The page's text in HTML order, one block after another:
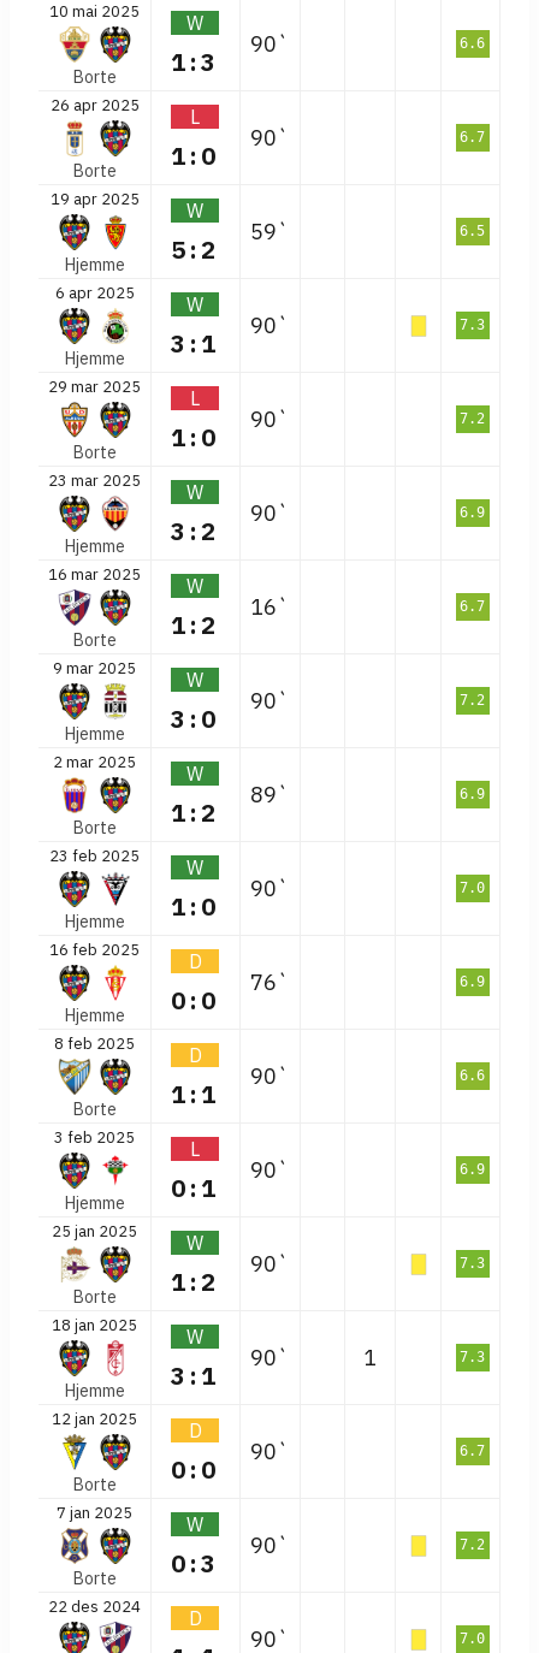
10 mai 2025
Borte
W
1:3
90` 6.6
26 apr 2025
Borte
L
1:0
90` 6.7
19 apr 2025
Hjemme
W
5:2
59` 6.5
6 apr 2025
Hjemme
W
3:1
90` 7.3
29 mar 2025
Borte
L
1:0
90` 7.2
23 mar 2025
Hjemme
W
3:2
90` 6.9
16 mar 2025
Borte
W
1:2
16` 6.7
9 mar 2025
Hjemme
W
3:0
90` 7.2
2 mar 2025
Borte
W
1:2
89` 6.9
23 feb 2025
Hjemme
W
1:0
90` 7.0
16 feb 2025
Hjemme
D
0:0
76` 6.9
8 feb 2025
Borte
D
1:1
90` 6.6
3 feb 2025
Hjemme
L
0:1
90` 6.9
25 jan 2025
Borte
W
1:2
90` 7.3
18 jan 2025
Hjemme
W
3:1
90` 1 7.3
12 jan 2025
Borte
D
0:0
90` 6.7
7 jan 2025
Borte
W
0:3
90` 7.2
22 des 2024 D
90` 7.0